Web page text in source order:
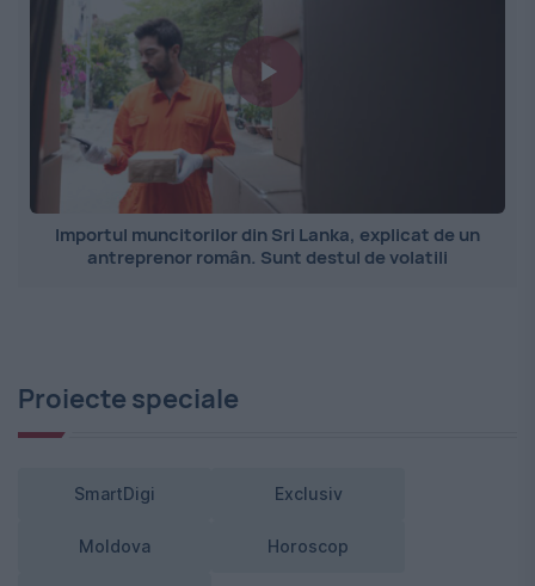
Importul muncitorilor din Sri Lanka, explicat de un
antreprenor român. Sunt destul de volatili
Proiecte speciale
SmartDigi Exclusiv
Moldova Horoscop